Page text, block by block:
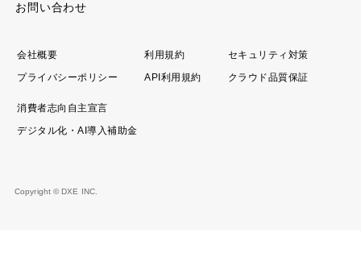
お問い合わせ
Copyright © DXE INC.
会社概要
プライバシーポリシー
利用規約
API利用規約
セキュリティ対策
クラウド品質保証
消費者志向自主宣言
デジタル化・AI導入補助金